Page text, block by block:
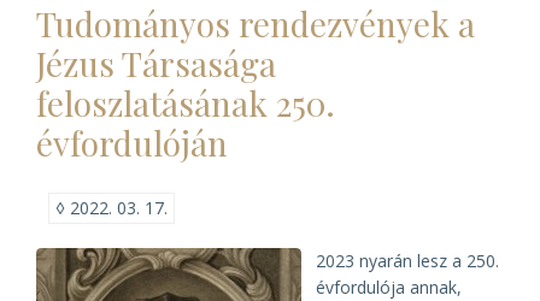
vándorgyűlése
és
konferenciája)
Tudományos rendezvények a
Jézus Társasága
feloszlatásának 250.
évfordulóján
◊ 2022. 03. 17.
2023 nyarán lesz a 250.
évfordulója annak,